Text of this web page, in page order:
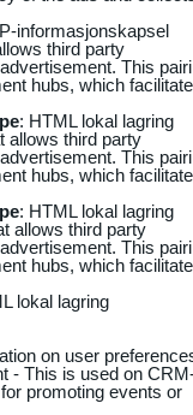
informasjonskapsel
third party
This
hubs, which
: HTML lokal lagring
allows third party
This
hubs, which
: HTML lokal lagring
allows third party
This
hubs, which
lokal lagring
on user
- This is used on
promoting events or